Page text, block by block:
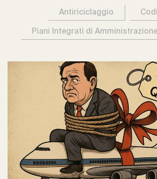
Antiriciclaggio
Piani Integrati di